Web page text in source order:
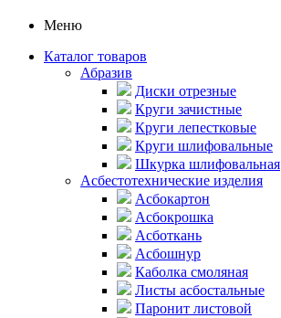
Меню
Каталог товаров
Абразив
Диски отрезные
Круги зачистные
Круги лепестковые
Круги шлифовальные
Шкурка шлифовальная
Асбестотехнические изделия
Асбокартон
Асбокрошка
Асботкань
Асбошнур
Каболка смоляная
Листы асбостальные
Паронит листовой